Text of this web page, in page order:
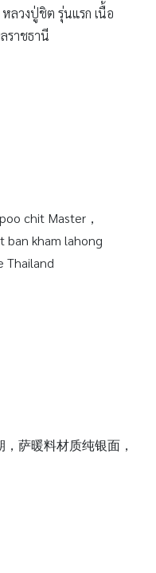
ลวงปู่ชิต รุ่นแรก เนื้อ
ราชธานี
chit Master，
ban kham lahong
Thailand
萨暖料材质纯银面，